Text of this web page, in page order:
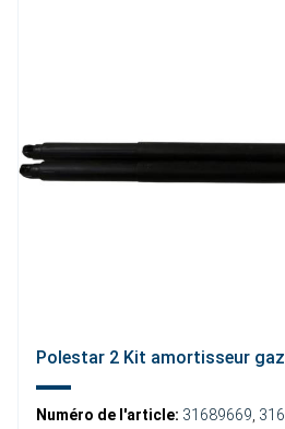
Polestar 2 Kit amortisseur
Numéro de l'article: 31689669